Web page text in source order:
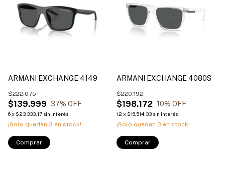
ARMANI EXCHANGE 4149
$139.999
$222.075
37% OFF
6x $23.333,17 sin interés
¡Solo quedan 3 en stock!
Comprar
ARMANI EXCHANGE 4080S
$198.172
$220.192
10% OFF
12 x $16.514,33 sin interés
¡Solo quedan 3 en stock!
Comprar